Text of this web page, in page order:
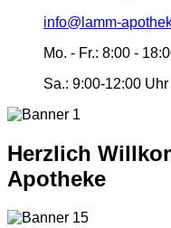
info@lamm-
Mo. - Fr.: 8:00 -
Sa.: 9:00-12:00 Uhr
Herzlich
Apotheke